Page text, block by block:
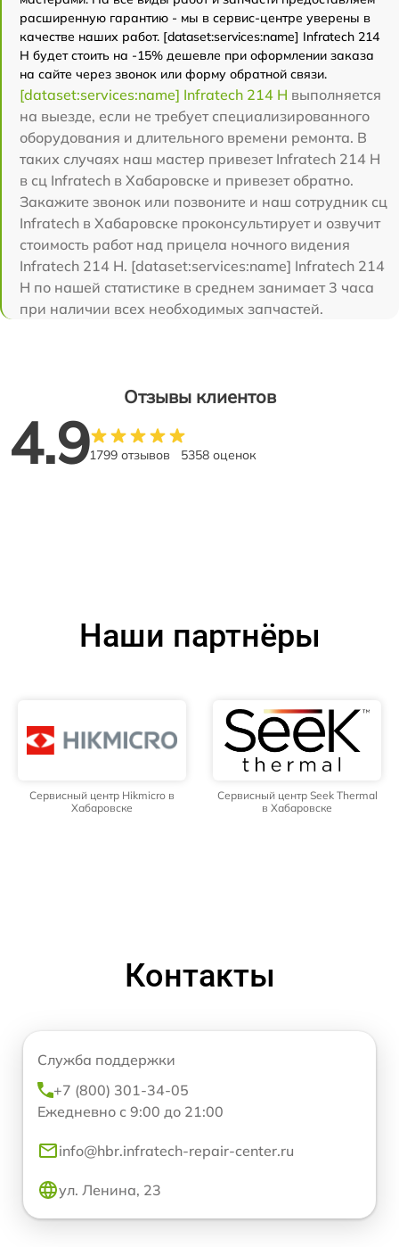
расширенную гарантию - мы в сервис-центре уверены в
качестве наших работ. [dataset:services:name] Infratech 214
Н будет стоить на -15% дешевле при оформлении заказа
на сайте через звонок или форму обратной связи.
[dataset:services:name] Infratech 214 Н выполняется
на выезде, если не требует специализированного
оборудования и длительного времени ремонта. В
таких случаях наш мастер привезет Infratech 214 Н
в сц Infratech в Хабаровске и привезет обратно.
Закажите звонок или позвоните и наш сотрудник сц
Infratech в Хабаровске проконсультирует и озвучит
стоимость работ над прицела ночного видения
Infratech 214 Н. [dataset:services:name] Infratech 214
Н по нашей статистике в среднем занимает 3 часа
при наличии всех необходимых запчастей.
Отзывы клиентов
4.91799 отзывов 5358 оценок
Наши партнёры
Сервисный центр Hikmicro в
Хабаровске
Сервисный центр Seek Thermal
в Хабаровске
Контакты
Служба поддержки
+7 (800) 301-34-05
Ежедневно с 9:00 до 21:00
info@hbr.infratech-repair-center.ru
ул. Ленина, 23